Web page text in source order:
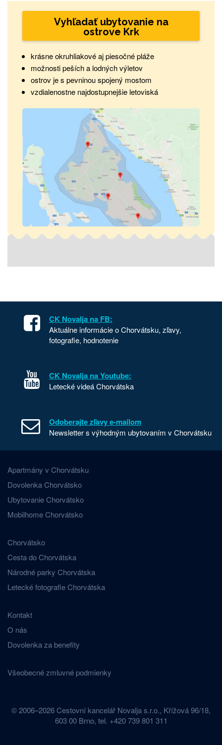
Vyhľadať ubytovanie na
ostrove Krk
krásne okruhliakové aj piesočné pláže
možnosti peších a lodných výletov
ostrov je s pevninou spojený mostom
vzdialenostne najdostupnejšie letoviská
CK Novalja na FB:
Aktuálne informácie o Chorvátsku, zľavy,
fotografie, hodnotenie
CK Novalja na Youtube:
Letecké videá Chorvátska
Odoberajte zľavy e-mailom
Newsletter s výhodným ubytovaním v Chorvátsku
Apartmány v Chorvátsku
Dovolenka Chorvátsko
Ubytovanie Chorvátsko
Mobilhome Chorvátsko
Chorvátsko
Cesta do Chorvátska
Národné parky Chorvátska
Letecké fotografie Chorvátska
Kontakt
O nás
Dovolenka za benefity
Všeobecné zmluvné podmienky
© 2006–2026 Cestovní kancelář Novalja s.r.o., Křížová 96/18,
603 00 Brno, tel. +420 739 801 311